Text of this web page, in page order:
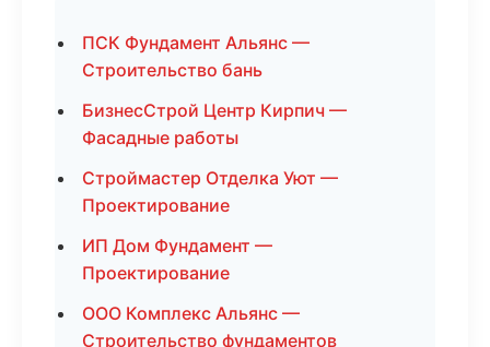
ПСК Фундамент Альянс —
Строительство бань
БизнесСтрой Центр Кирпич —
Фасадные работы
Строймастер Отделка Уют —
Проектирование
ИП Дом Фундамент —
Проектирование
ООО Комплекс Альянс —
Строительство фундаментов